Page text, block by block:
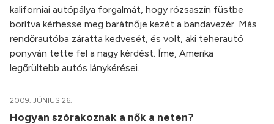
kaliforniai autópálya forgalmát, hogy rózsaszín füstbe
borítva kérhesse meg barátnője kezét a bandavezér. Más
rendőrautóba záratta kedvesét, és volt, aki teherautó
ponyván tette fel a nagy kérdést. Íme, Amerika
legőrültebb autós lánykérései.
2009. JÚNIUS 26.
Hogyan szórakoznak a nők a neten?